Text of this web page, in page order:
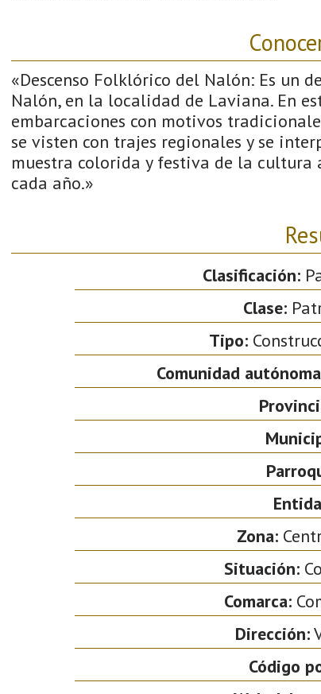
«Descenso Folklórico del Nalón: Es un
Nalón, en la localidad de Laviana. En
embarcaciones con motivos
se visten con trajes regionales y se
muestra colorida y festiva de la
cada año.»
Clasificación:
Clase:
Tipo:
Comunidad
Zona:
Situación:
Comarca:
Dirección:
Código